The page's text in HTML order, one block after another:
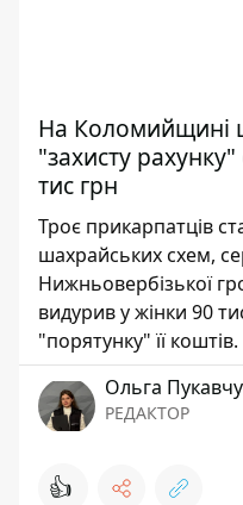
На Коломийщині
"захисту
тис грн
Троє прикарпатців
шахрайських схем,
Нижньовербізької
видурив у жінки 90
"порятунку" її коштів.
Ольга
РЕДАКТОР
👍